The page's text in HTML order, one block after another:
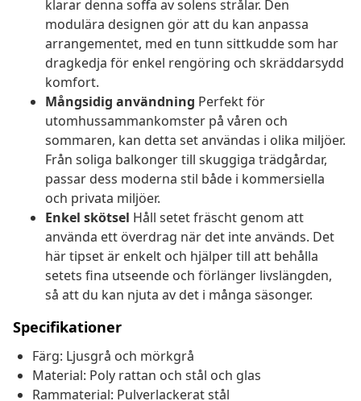
klarar denna soffa av solens strålar. Den
modulära designen gör att du kan anpassa
arrangementet, med en tunn sittkudde som har
dragkedja för enkel rengöring och skräddarsydd
komfort.
Mångsidig användning Perfekt för
utomhussammankomster på våren och
sommaren, kan detta set användas i olika miljöer.
Från soliga balkonger till skuggiga trädgårdar,
passar dess moderna stil både i kommersiella
och privata miljöer.
Enkel skötsel Håll setet fräscht genom att
använda ett överdrag när det inte används. Det
här tipset är enkelt och hjälper till att behålla
setets fina utseende och förlänger livslängden,
så att du kan njuta av det i många säsonger.
Specifikationer
Färg: Ljusgrå och mörkgrå
Material: Poly rattan och stål och glas
Rammaterial: Pulverlackerat stål